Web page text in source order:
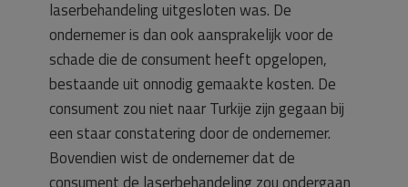
laserbehandeling uitgesloten was. De
ondernemer is dan ook aansprakelijk voor de
schade die de consument heeft opgelopen,
bestaande uit onnodig gemaakte kosten. De
consument zou niet naar Turkije zijn gegaan bij
een staar constatering door de ondernemer.
Bovendien wist de ondernemer dat de